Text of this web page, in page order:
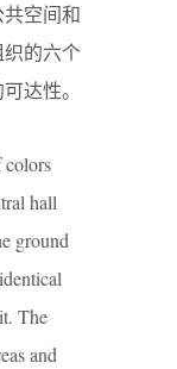
空间和
的六个
达性。
colors
hall
ground
The
and